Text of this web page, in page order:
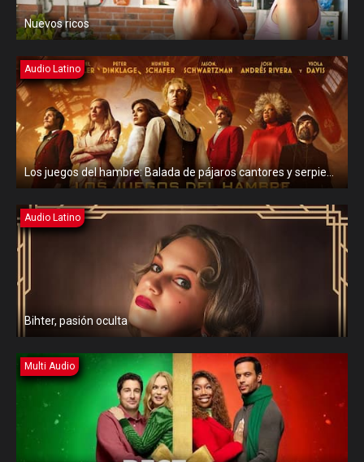
Nuevos ricos
Audio Latino
Los juegos del hambre: Balada de pájaros cantores y serpientes
Audio Latino
Bihter, pasión oculta
Multi Audio